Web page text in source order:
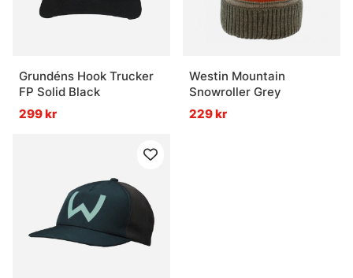
Grundéns Hook Trucker
FP Solid Black
299 kr
Westin Mountain
Snowroller Grey
229 kr